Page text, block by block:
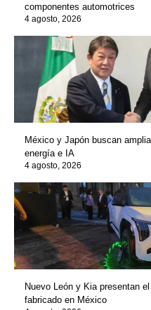
componentes automotrices
4 agosto, 2026
México y Japón buscan
energía e IA
4 agosto, 2026
Nuevo León y Kia presentan
fabricado en México